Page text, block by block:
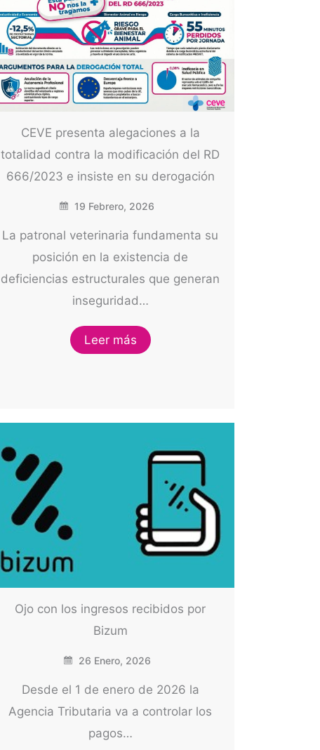
CEVE presenta alegaciones a la
totalidad contra la modificación del RD
666/2023 e insiste en su derogación
19 Febrero, 2026
La patronal veterinaria fundamenta su
posición en la existencia de
deficiencias estructurales que generan
inseguridad…
Leer más
Ojo con los ingresos recibidos por
Bizum
26 Enero, 2026
Desde el 1 de enero de 2026 la
Agencia Tributaria va a controlar los
pagos…